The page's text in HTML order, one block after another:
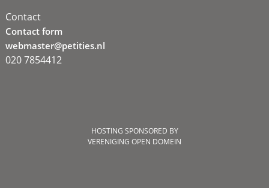
Contact
Contact form
webmaster@petities.nl
020 7854412
HOSTING SPONSORED BY
VERENIGING OPEN DOMEIN